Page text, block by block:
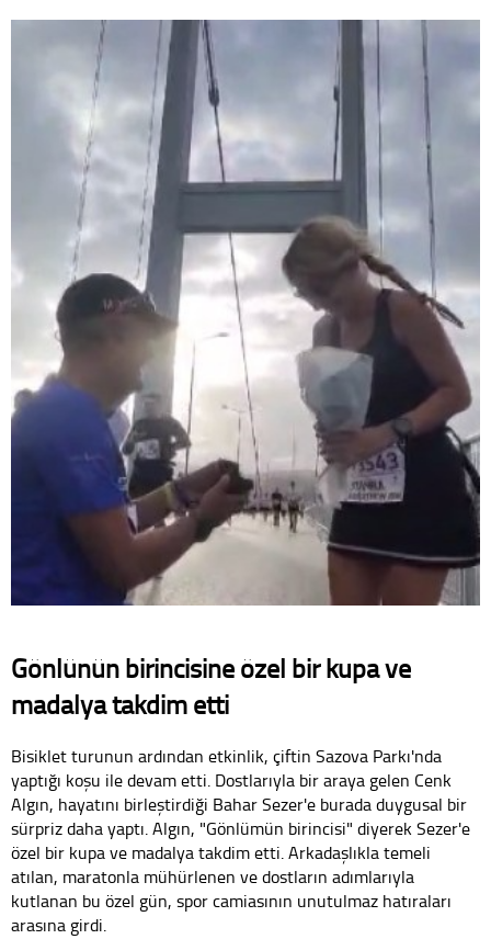
Gönlünün birincisine özel bir kupa ve
madalya takdim etti
Bisiklet turunun ardından etkinlik, çiftin Sazova Parkı'nda
yaptığı koşu ile devam etti. Dostlarıyla bir araya gelen Cenk
Algın, hayatını birleştirdiği Bahar Sezer'e burada duygusal bir
sürpriz daha yaptı. Algın, "Gönlümün birincisi" diyerek Sezer'e
özel bir kupa ve madalya takdim etti. Arkadaşlıkla temeli
atılan, maratonla mühürlenen ve dostların adımlarıyla
kutlanan bu özel gün, spor camiasının unutulmaz hatıraları
arasına girdi.